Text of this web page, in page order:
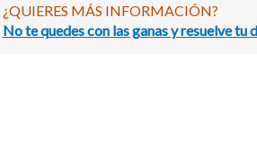
¿QUIERES MÁS INFORMACIÓN?
No te quedes con las ganas y resuelve tu